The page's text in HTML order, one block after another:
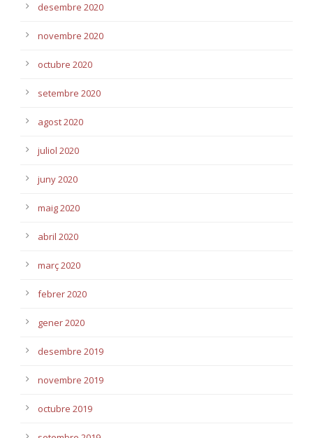
desembre 2020
novembre 2020
octubre 2020
setembre 2020
agost 2020
juliol 2020
juny 2020
maig 2020
abril 2020
març 2020
febrer 2020
gener 2020
desembre 2019
novembre 2019
octubre 2019